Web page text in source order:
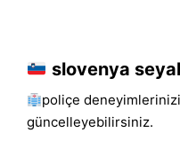
slovenya
poliçe deneyimlerinizi
güncelleyebilirsiniz.